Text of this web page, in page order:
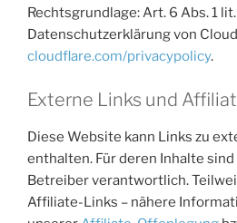
Rechtsgrundlage: Art. 6 Abs. 1 lit.
Datenschutzerklärung von
cloudflare.com/privacypolicy.
Externe Links und
Diese Website kann Links zu
enthalten. Für deren Inhalte
Betreiber verantwortlich.
Affiliate-Links – nähere